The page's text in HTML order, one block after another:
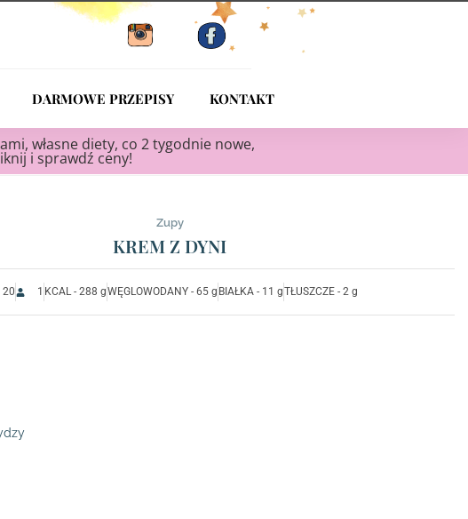
DARMOWE PRZEPISY KONTAKT
własne diety, co 2 tygodnie nowe,
i sprawdź ceny!
Zupy
KREM Z DYNI
20 1 KCAL - 288 gWĘGLOWODANY - 65 g BIAŁKA - 11 gTŁUSZCZE - 2 g